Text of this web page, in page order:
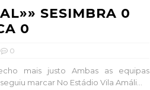
SESIMBRA 0
0
0
mais justo Ambas as equipas
marcar No Estádio Vila Amáli...